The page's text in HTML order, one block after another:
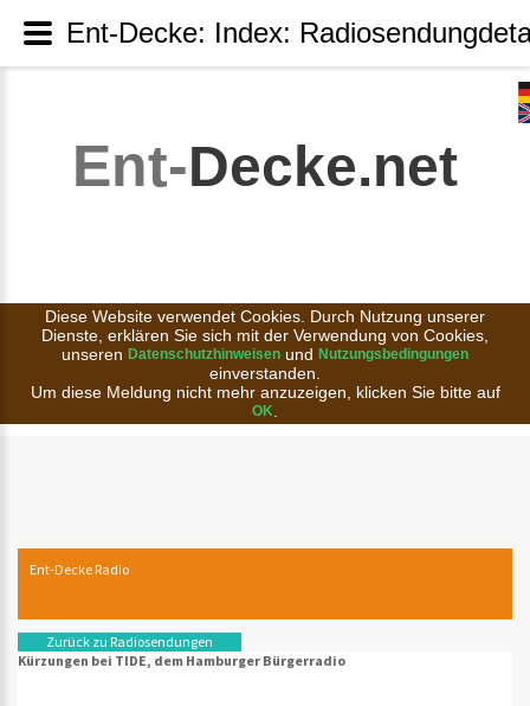
Ent-Decke.net
Diese Website verwendet Cookies. Durch Nutzung unserer
Dienste, erklären Sie sich mit der Verwendung von Cookies,
unseren Datenschutzhinweisen und Nutzungsbedingungen
einverstanden.
Um diese Meldung nicht mehr anzuzeigen, klicken Sie bitte auf
OK
Ent-Decke Radio
Zurück zu Radiosendungen
Kürzungen bei TIDE, dem Hamburger Bürgerradio
Ent-Decke: Index: